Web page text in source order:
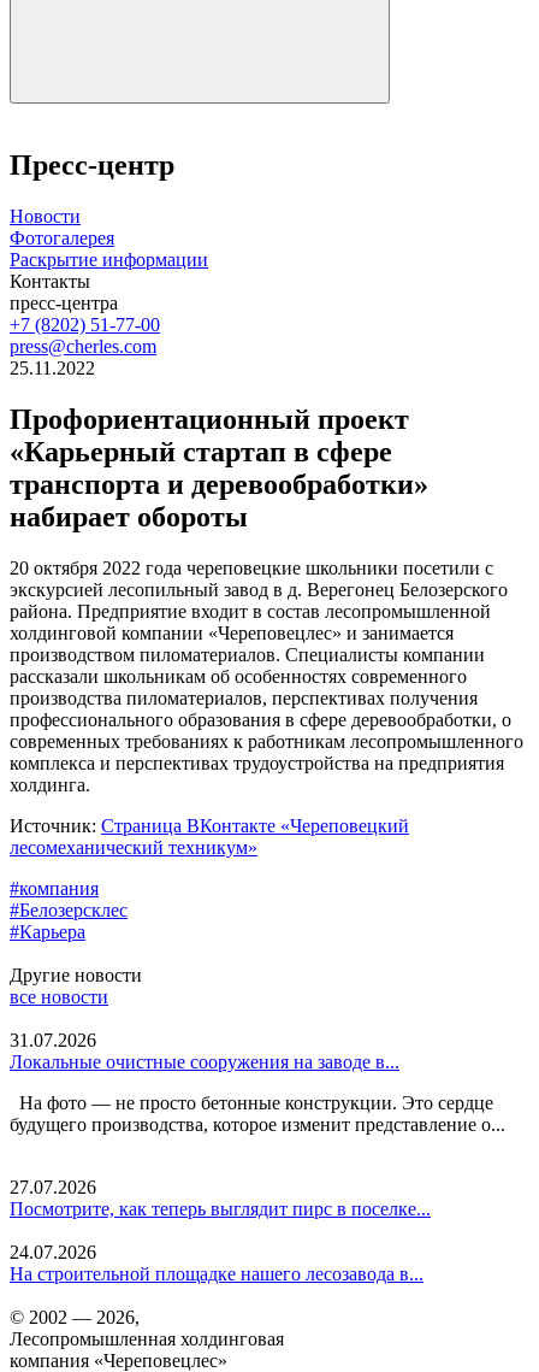
Пресс-центр
Новости
Фотогалерея
Раскрытие информации
Контакты
пресс-центра
+7 (8202) 51-77-00
press@cherles.com
25.11.2022
Профориентационный проект
«Карьерный стартап в сфере
транспорта и деревообработки»
набирает обороты
20 октября 2022 года череповецкие школьники посетили с
экскурсией лесопильный завод в д. Верегонец Белозерского
района. Предприятие входит в состав лесопромышленной
холдинговой компании «Череповецлес» и занимается
производством пиломатериалов. Специалисты компании
рассказали школьникам об особенностях современного
производства пиломатериалов, перспективах получения
профессионального образования в сфере деревообработки, о
современных требованиях к работникам лесопромышленного
комплекса и перспективах трудоустройства на предприятия
холдинга.​
Источник: Страница ВКонтакте «Череповецкий
лесомеханический техникум»
#компания
#Белозерсклес
#Карьера
Другие новости
все новости
31.07.2026
Локальные очистные сооружения на заводе в...
На фото — не просто бетонные конструкции. Это сердце
будущего производства, которое изменит представление о...
27.07.2026
Посмотрите, как теперь выглядит пирс в поселке...
24.07.2026
На строительной площадке нашего лесозавода в...
© 2002 — 2026,
Лесопромышленная холдинговая
компания «Череповецлес»